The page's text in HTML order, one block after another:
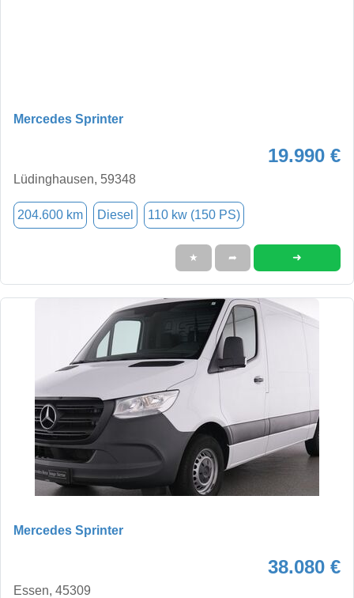
Mercedes Sprinter
19.990 €
Lüdinghausen, 59348
204.600 km Diesel 110 kw (150 PS)
★ ➦ ➜
Mercedes Sprinter
38.080 €
Essen, 45309